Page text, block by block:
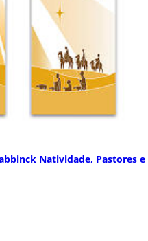
Natividade, Pastores e